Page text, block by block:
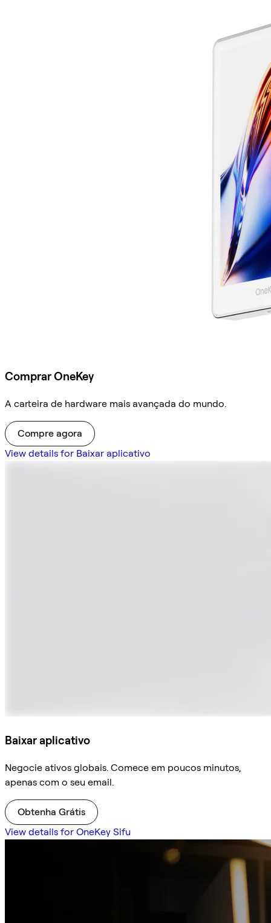
Comprar OneKey
A carteira de hardware mais avançada do mundo.
Compre agora
View details for Baixar aplicativo
Baixar aplicativo
Negocie ativos globais. Comece em poucos minutos,
apenas com o seu email.
Obtenha Grátis
View details for OneKey Sifu